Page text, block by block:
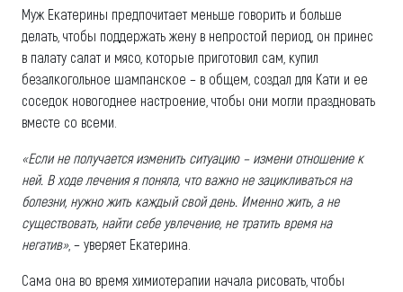
Муж Екатерины предпочитает меньше говорить и больше
делать, чтобы поддержать жену в непростой период, он принес
в палату салат и мясо, которые приготовил сам, купил
безалкогольное шампанское – в общем, создал для Кати и ее
соседок новогоднее настроение, чтобы они могли праздновать
вместе со всеми.
«Если не получается изменить ситуацию – измени отношение к
ней. В ходе лечения я поняла, что важно не зацикливаться на
болезни, нужно жить каждый свой день. Именно жить, а не
существовать, найти себе увлечение, не тратить время на
негатив», – уверяет Екатерина.
Сама она во время химиотерапии начала рисовать, чтобы